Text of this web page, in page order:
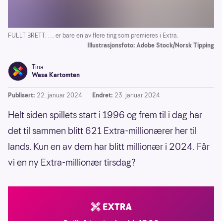
FULLT BRETT: … er bare en av flere ting som premieres i Extra.
Illustrasjonsfoto: Adobe Stock/Norsk Tipping
Tina
Wasa Kartomten
Publisert: 22. januar 2024 Endret: 23. januar 2024
Helt siden spillets start i 1996 og frem til i dag har
det til sammen blitt 621 Extra-millionærer her til
lands. Kun en av dem har blitt millionær i 2024. Får
vi en ny Extra-millionær tirsdag?